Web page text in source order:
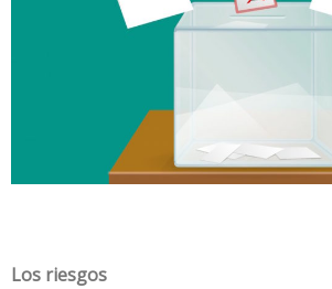
Los riesgos